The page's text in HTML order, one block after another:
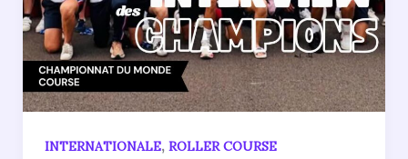
INTERNATIONALE, ROLLER COURSE